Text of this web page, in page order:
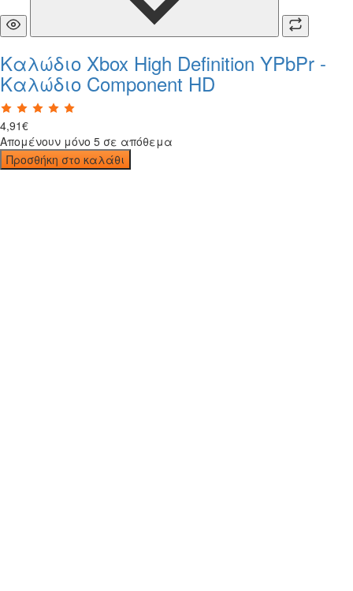
Καλώδιο Xbox High Definition YPbPr -
Καλώδιο Component HD
4,91€
Απομένουν μόνο 5 σε απόθεμα
Προσθήκη στο καλάθι